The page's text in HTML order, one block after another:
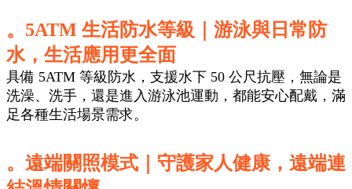
。5ATM 生活防水等級 ｜游泳與日常防
水，生活應用更全面
具備 5ATM 等級防水，支援水下 50 公尺抗壓，無論是
洗澡、洗手，還是進入游泳池運動，都能安心配戴，滿
足各種生活場景需求。
。遠端關照模式 ｜守護家人健康，遠端連